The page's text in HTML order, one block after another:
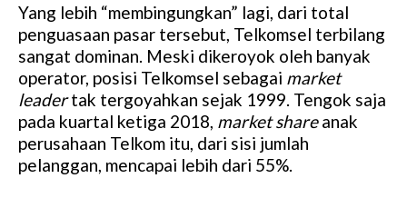
Yang lebih “membingungkan” lagi, dari total
penguasaan pasar tersebut, Telkomsel terbilang
sangat dominan. Meski dikeroyok oleh banyak
operator, posisi Telkomsel sebagai market
leadertak tergoyahkan sejak 1999. Tengok saja
pada kuartal ketiga 2018, market shareanak
perusahaan Telkom itu, dari sisi jumlah
pelanggan, mencapai lebih dari 55%.